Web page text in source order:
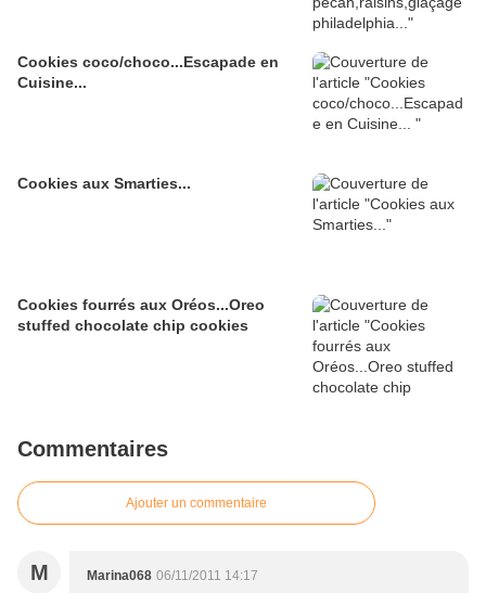
Cookies coco/choco...Escapade en
Cuisine...
Cookies aux Smarties...
Cookies fourrés aux Oréos...Oreo
stuffed chocolate chip cookies
Commentaires
Ajouter un commentaire
M Marina068 06/11/2011 14:17